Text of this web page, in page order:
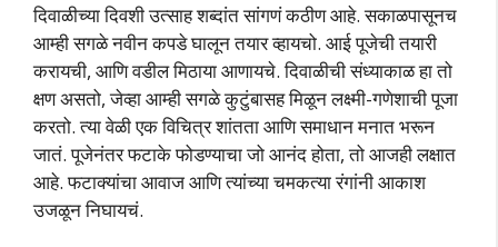
दिवाळीच्या दिवशी उत्साह शब्दांत सांगणं कठीण आहे. सकाळपासूनच
आम्ही सगळे नवीन कपडे घालून तयार व्हायचो. आई पूजेची तयारी
करायची, आणि वडील मिठाया आणायचे. दिवाळीची संध्याकाळ हा तो
क्षण असतो, जेव्हा आम्ही सगळे कुटुंबासह मिळून लक्ष्मी-गणेशाची पूजा
करतो. त्या वेळी एक विचित्र शांतता आणि समाधान मनात भरून
जातं. पूजेनंतर फटाके फोडण्याचा जो आनंद होता, तो आजही लक्षात
आहे. फटाक्यांचा आवाज आणि त्यांच्या चमकत्या रंगांनी आकाश
उजळून निघायचं.